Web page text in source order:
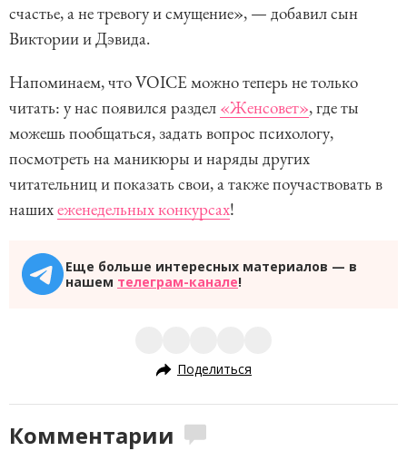
счастье, а не тревогу и смущение», — добавил сын
Виктории и Дэвида.
Напоминаем, что VOICE можно теперь не только
читать: у нас появился раздел «Женсовет», где ты
можешь пообщаться, задать вопрос психологу,
посмотреть на маникюры и наряды других
читательниц и показать свои, а также поучаствовать в
нашихеженедельных конкурсах!
Еще больше интересных материалов — в
нашем телеграм-канале!
Поделиться
Комментарии